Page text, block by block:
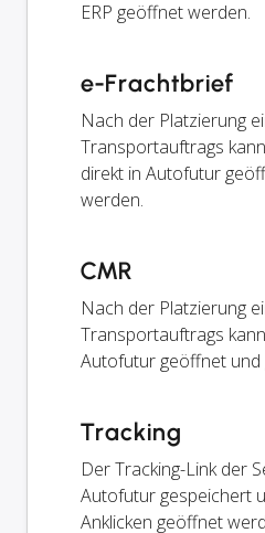
ERP geöffnet werden.
e-Frachtbrief
Nach der Platzierung
Transportauftrags
direkt in Autofutur
werden.
CMR
Nach der Platzierung
Transportauftrags
Autofutur geöffnet und
Tracking
Der Tracking-Link der
Autofutur gespeichert
Anklicken geöffnet